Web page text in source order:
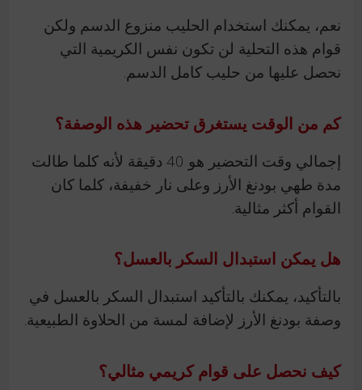
نعم، يمكنك استخدام الحليب منزوع الدسم ولكن
قوام هذه التحلية لن تكون نفس الكريمية التي
نحصل عليها من حليب كامل الدسم.
كم من الوقت يستغرق تحضير هذه الوصفة؟
إجمالي وقت التحضير هو 40 دقيقة لأنه كلما طالت
مدة طهي بودنغ الأرز وعلى نار خفيفة، كلما كان
القوام أكثر مثالية.
هل يمكن استبدال السكر بالعسل؟
بالتأكيد، يمكنك بالتأكيد استبدال السكر بالعسل في
وصفة بودنغ الأرز لإضافة لمسة من الحلاوة الطبيعية.
كيف نحصل على قوام كريمي مثالي؟